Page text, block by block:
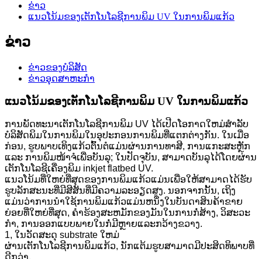
ຂ່າວ
ແນວໂນ້ມຂອງເຕັກໂນໂລຊີການພິມ UV ໃນການພິມແກ້ວ
ຂ່າວ
ຂ່າວຂອງບໍລິສັດ
ຂ່າວອຸດສາຫະກໍາ
ແນວໂນ້ມຂອງເຕັກໂນໂລຊີການພິມ UV ໃນການພິມແກ້ວ
ການພັດທະນາເຕັກໂນໂລຊີການພິມ UV ໄດ້ເປີດໂອກາດໃຫມ່ສໍາລັບ
ບໍລິສັດພິມໃນການພິມໃນອຸປະກອນການພິມທີ່ແຕກຕ່າງກັນ. ​ໃນ​ເມື່ອ​
ກ່ອນ, ຮູບ​ພາບ​ເທິງ​ແກ້ວ​ຕົ້ນຕໍ​ແມ່ນ​ຜ່ານ​ການ​ທາ​ສີ, ການ​ແກະສະຫຼັກ ​
ແລະ ການ​ພິມ​ໜ້າ​ຈໍ​ເພື່ອ​ບັນລຸ; ໃນປັດຈຸບັນ, ສາມາດບັນລຸໄດ້ໂດຍຜ່ານ
ເຕັກໂນໂລຊີເຄື່ອງພິມ inkjet flatbed UV.
ແນວໂນ້ມທີ່ໃຫຍ່ທີ່ສຸດຂອງການພິມແກ້ວແມ່ນເພື່ອໃຫ້ສາມາດໄດ້ຮັບ
ຮູບລັກສະນະທີ່ມີສີສັນທີ່ມີຄວາມລະອຽດສູງ. ນອກຈາກນັ້ນ, ເຖິງ
ແມ່ນວ່າການນໍາໃຊ້ການພິມແກ້ວແມ່ນຫນຶ່ງໃນບັນດາສິນຄ້າຂາຍ
ຍ່ອຍທີ່ໃຫຍ່ທີ່ສຸດ, ຄໍາຮ້ອງສະຫມັກຂອງມັນໃນການກໍ່ສ້າງ, ວິສະວະ
ກໍາ, ການອອກແບບພາຍໃນກໍ່ມີຫຼາຍແລະກວ້າງຂວາງ.
1, ໃນວັດສະດຸ substrate ໃຫມ່
ຜ່ານ​ເຕັກ​ໂນ​ໂລ​ຊີ​ການ​ພິມ​ແກ້ວ, ນັກ​ແຕ້ມ​ຮູບ​ສາ​ມາດ​ມີ​ປະ​ສິດ​ທິ​ພາບ​ທີ່​